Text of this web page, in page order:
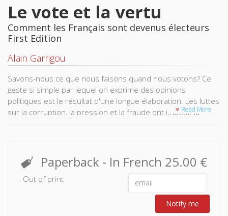
Le vote et la vertu
Comment les Français sont devenus électeurs
First Edition
Alain Garrigou
Savons-nous ce que nous faisons quand nous votons? Ce
geste si simple par lequel on exprime des opinions
politiques est le résultat d'une longue élaboration. Les luttes
sur la corruption, la pression et la fraude ont imposé la
gagnaient en discipline. Cet héritage est si bien incorporé
que l'ordre et les significations du vote paraissent naturels.
La construction historique qui a fait du vote une affaire de
conviction personnelle n'est pas si immuable et
conquérante qu'on se plaît à la dire aujourd'hui : encore
Read More
Paperback - In French 25.00 €
- Out of print
Notify me